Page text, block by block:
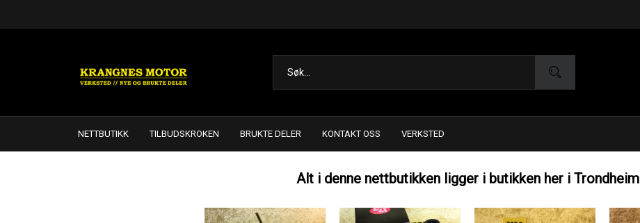
NETTBUTIKK TILBUDSKROKEN BRUKTE DELER KONTAKT OSS VERKSTED
Alt i denne nettbutikken ligger i butikken her i Trondheim